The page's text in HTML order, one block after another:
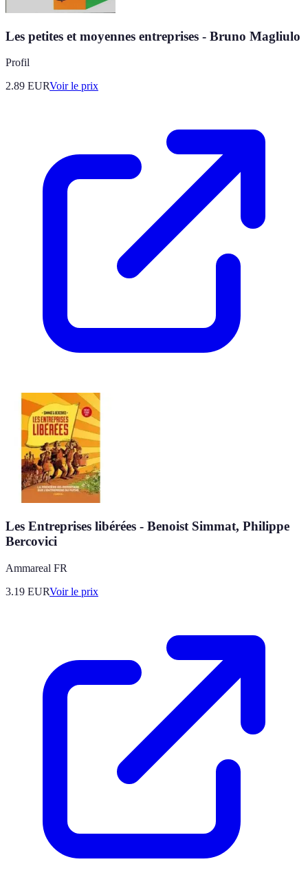
Les petites et moyennes entreprises - Bruno Magliulo
Profil
2.89 EURVoir le prix
Les Entreprises libérées - Benoist Simmat, Philippe
Bercovici
Ammareal FR
3.19 EURVoir le prix